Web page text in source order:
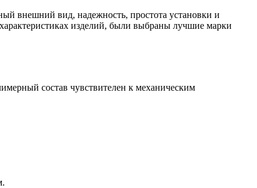
внешний вид, надежность, простота установки и
изделий, были выбраны лучшие марки
состав чувствителен к механическим